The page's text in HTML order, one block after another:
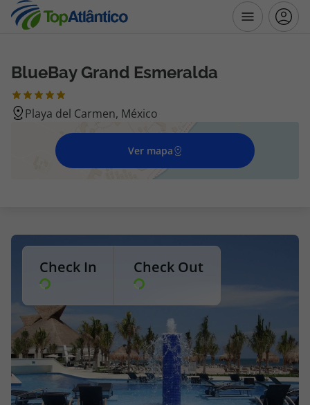
Destinos
Voos
Disneyland ® Paris
Escapadinhas
Cruzeiros
Promoções
BlueBay Grand Esmeralda
Playa del Carmen, México
Ver mapa
Check In Check Out